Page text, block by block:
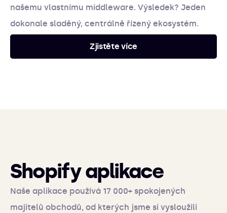
našemu vlastnímu middleware. Výsledek? Jeden
dokonale sladěný, centrálně řízený ekosystém.
Zjistěte více
Shopify aplikace
Naše aplikace používá 17 000+ spokojených
majitelů obchodů, od kterých jsme si vysloužili